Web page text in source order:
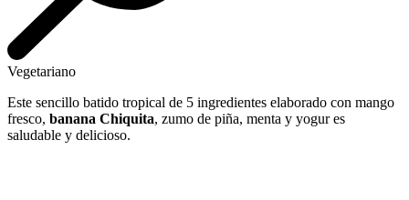
Vegetariano
Este sencillo batido tropical de 5 ingredientes elaborado con mango
fresco, banana Chiquita, zumo de piña, menta y yogur es
saludable y delicioso.